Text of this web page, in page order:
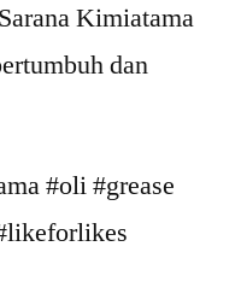
Kimiatama
dan
#oli #grease